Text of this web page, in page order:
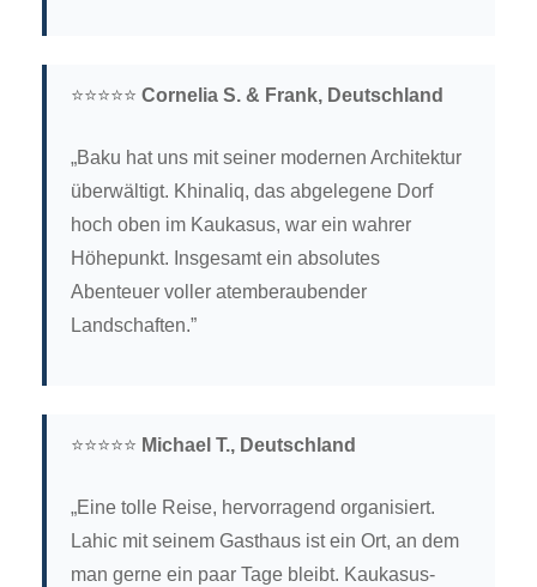
⭐⭐⭐⭐⭐ Cornelia S. & Frank, Deutschland
„Baku hat uns mit seiner modernen Architektur
überwältigt. Khinaliq, das abgelegene Dorf
hoch oben im Kaukasus, war ein wahrer
Höhepunkt. Insgesamt ein absolutes
Abenteuer voller atemberaubender
Landschaften.”
⭐⭐⭐⭐⭐ Michael T., Deutschland
„Eine tolle Reise, hervorragend organisiert.
Lahic mit seinem Gasthaus ist ein Ort, an dem
man gerne ein paar Tage bleibt. Kaukasus-